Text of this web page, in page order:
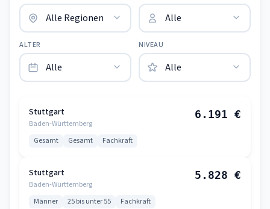
ALTER NIVEAU
Stuttgart
Baden-Württemberg
6.191 €
Gesamt Gesamt Fachkraft
Stuttgart
Baden-Württemberg
5.828 €
Männer 25 bis unter 55 Fachkraft